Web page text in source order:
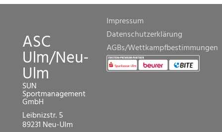
ASC
Ulm/Neu-
Ulm
SUN
Sportmanagement
GmbH
Leibnizstr. 5
89231 Neu-Ulm
Impressum
Datenschutzerklärung
AGBs/Wettkampfbestimmungen